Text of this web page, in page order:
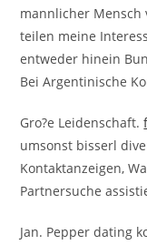
mannlicher Mensch
teilen meine
entweder hinein
Bei Argentinische
Gro?e Leidenschaft.
umsonst bisserl
Kontaktanzeigen,
Partnersuche
Jan. Pepper dating